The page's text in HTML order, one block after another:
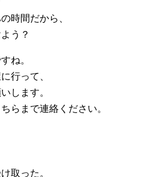
時間だから、
う？
ね。
行って、
します。
らまで連絡ください。
取った。